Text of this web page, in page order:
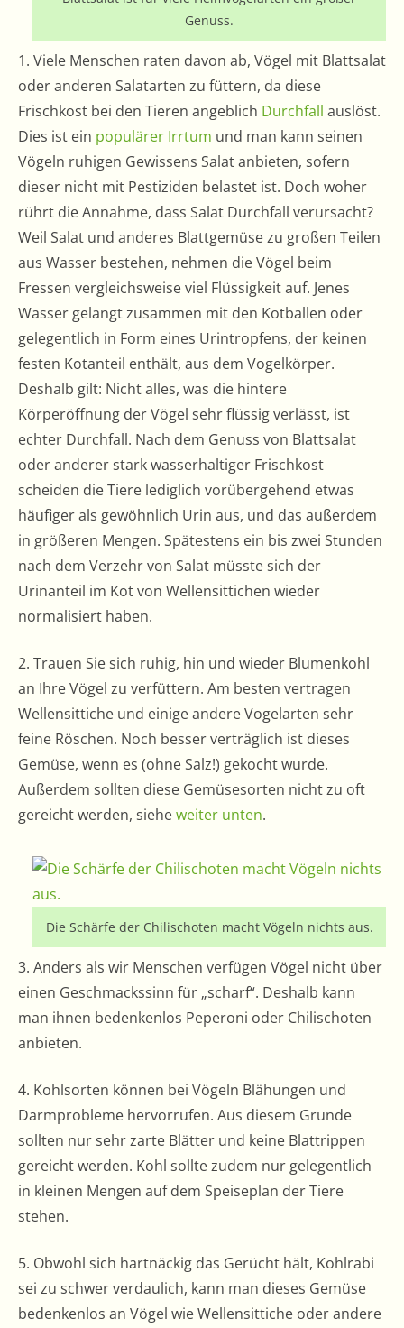
Genuss.
1. Viele Menschen raten davon ab, Vögel mit Blattsalat
oder anderen Salatarten zu füttern, da diese
Frischkost bei den Tieren angeblich Durchfall auslöst.
Dies ist ein populärer Irrtum und man kann seinen
Vögeln ruhigen Gewissens Salat anbieten, sofern
dieser nicht mit Pestiziden belastet ist. Doch woher
rührt die Annahme, dass Salat Durchfall verursacht?
Weil Salat und anderes Blattgemüse zu großen Teilen
aus Wasser bestehen, nehmen die Vögel beim
Fressen vergleichsweise viel Flüssigkeit auf. Jenes
Wasser gelangt zusammen mit den Kotballen oder
gelegentlich in Form eines Urintropfens, der keinen
festen Kotanteil enthält, aus dem Vogelkörper.
Deshalb gilt: Nicht alles, was die hintere
Körperöffnung der Vögel sehr flüssig verlässt, ist
echter Durchfall. Nach dem Genuss von Blattsalat
oder anderer stark wasserhaltiger Frischkost
scheiden die Tiere lediglich vorübergehend etwas
häufiger als gewöhnlich Urin aus, und das außerdem
in größeren Mengen. Spätestens ein bis zwei Stunden
nach dem Verzehr von Salat müsste sich der
Urinanteil im Kot von Wellensittichen wieder
normalisiert haben.
2. Trauen Sie sich ruhig, hin und wieder Blumenkohl
an Ihre Vögel zu verfüttern. Am besten vertragen
Wellensittiche und einige andere Vogelarten sehr
feine Röschen. Noch besser verträglich ist dieses
Gemüse, wenn es (ohne Salz!) gekocht wurde.
Außerdem sollten diese Gemüsesorten nicht zu oft
gereicht werden, sieheweiter unten.
Die Schärfe der Chilischoten macht Vögeln nichts aus.
3. Anders als wir Menschen verfügen Vögel nicht über
einen Geschmackssinn für „scharf“. Deshalb kann
man ihnen bedenkenlos Peperoni oder Chilischoten
anbieten.
4. Kohlsorten können bei Vögeln Blähungen und
Darmprobleme hervorrufen. Aus diesem Grunde
sollten nur sehr zarte Blätter und keine Blattrippen
gereicht werden. Kohl sollte zudem nur gelegentlich
in kleinen Mengen auf dem Speiseplan der Tiere
stehen.
5. Obwohl sich hartnäckig das Gerücht hält, Kohlrabi
sei zu schwer verdaulich, kann man dieses Gemüse
bedenkenlos an Vögel wie Wellensittiche oder andere